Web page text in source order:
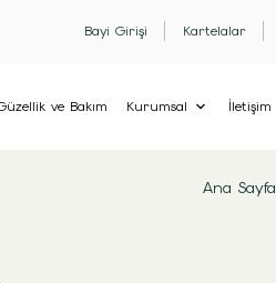
Bayi Girişi Kartelalar
ve Bakım Kurumsal İletişim
Ana Sayfa